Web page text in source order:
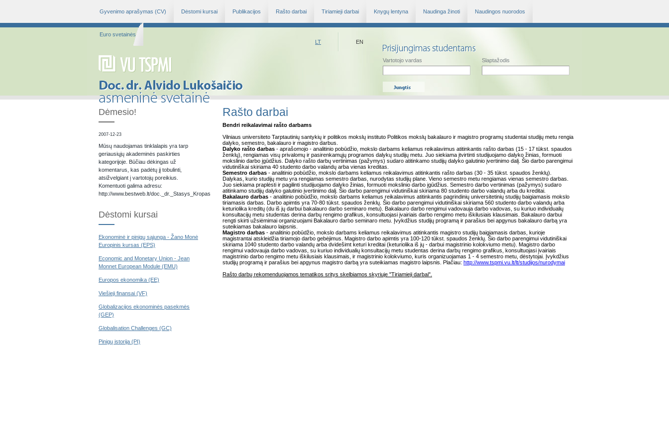
Gyvenimo aprašymas (CV) Dėstomi kursai Publikacijos Rašto darbai Tiriamieji darbai Knygų lentyna Naudinga žinoti Naudingos nuorodos
Euro svetainės
LT
EN
Vartotojo vardas Slaptažodis
Rašto darbai
Bendri reikalavimai rašto darbams
Vilniaus universiteto Tarptautinių santykių ir politikos mokslų instituto Politikos mokslų bakalauro ir magistro programų studentai studijų metu rengia
dalyko, semestro, bakalauro ir magistro darbus.
Dalyko rašto darbas - aprašomojo - analitinio pobūdžio, mokslo darbams keliamus reikalavimus atitinkantis rašto darbas (15 - 17 tūkst. spaudos
ženklų), rengiamas visų privalomų ir pasirenkamųjų programos dalykų studijų metu. Juo siekiama įtvirtinti studijuojamo dalyko žinias, formuoti
mokslinio darbo įgūdžius. Dalyko rašto darbų vertinimas (pažymys) sudaro atitinkamo studijų dalyko galutinio įvertinimo dalį. Šio darbo parengimui
vidutiniškai skiriama 40 studento darbo valandų arba vienas kreditas.
Semestro darbas - analitinio pobūdžio, mokslo darbams keliamus reikalavimus atitinkantis rašto darbas (30 - 35 tūkst. spaudos ženklų).
Dalykas, kurio studijų metu yra rengiamas semestro darbas, nurodytas studijų plane. Vieno semestro metu rengiamas vienas semestro darbas.
Juo siekiama praplėsti ir pagilinti studijuojamo dalyko žinias, formuoti mokslinio darbo įgūdžius. Semestro darbo vertinimas (pažymys) sudaro
atitinkamo studijų dalyko galutinio įvertinimo dalį. Šio darbo parengimui vidutiniškai skiriama 80 studento darbo valandų arba du kreditai.
Bakalauro darbas - analitinio pobūdžio, mokslo darbams keliamus reikalavimus atitinkantis pagrindinių universitetinių studijų baigiamasis mokslo
tiriamasis darbas. Darbo apimtis yra 70-80 tūkst. spaudos ženklų. Šio darbo parengimui vidutiniškai skiriama 560 studento darbo valandų arba
keturiolika kreditų (du iš jų darbui bakalauro darbo seminaro metu). Bakalauro darbo rengimui vadovauja darbo vadovas, su kuriuo individualių
konsultacijų metu studentas derina darbų rengimo grafikus, konsultuojasi įvairiais darbo rengimo metu iškilusiais klausimais. Bakalauro darbui
rengti skirti užsiėmimai organizuojami Bakalauro darbo seminaro metu. Įvykdžius studijų programą ir parašius bei apgynus bakalauro darbą yra
suteikiamas bakalauro laipsnis.
Magistro darbas - analitinio pobūdžio, mokslo darbams keliamus reikalavimus atitinkantis magistro studijų baigiamasis darbas, kurioje
magistrantai atskleidžia tiriamojo darbo gebėjimus. Magistro darbo apimtis yra 100-120 tūkst. spaudos ženklų. Šio darbo parengimui vidutiniškai
skiriama 1040 studento darbo valandų arba dvidešimt keturi kreditai (keturiolika iš jų - darbui magistrinio kolokviumo metu). Magistro darbo
rengimui vadovauja darbo vadovas, su kuriuo individualių konsultacijų metu studentas derina darbų rengimo grafikus, konsultuojasi įvairiais
magistrinio darbo rengimo metu iškilusiais klausimais, ir magistrinio kolokviumo, kuris organizuojamas 1 - 4 semestro metu, dėstytojai. Įvykdžius
studijų programą ir parašius bei apgynus magistro darbą yra suteikiamas magistro laipsnis. Plačiau: http://www.tspmi.vu.lt/lt/studijos/nurodymai
Rašto darbų rekomenduojamos tematikos sritys skelbiamos skyriuje "Tiriamieji darbai".
Dėmesio!
2007-12-23
Mūsų naudojamas tinklalapis yra tarp
geriausiųjų akademinės paskirties
kategorijoje. Būčiau dėkingas už
komentarus, kas padėtų jį tobulinti,
atsižvelgiant į vartotojų poreikius.
Komentuoti galima adresu:
http://www.bestweb.lt/doc._dr._Stasys_Kropas
Dėstomi kursai
Ekonominė ir pinigų sąjunga - Žano Monė
Europinis kursas (EPS)
Economic and Monetary Union - Jean
Monnet European Module (EMU)
Europos ekonomika (EE)
Viešieji finansai (VF)
Globalizacijos ekonominės pasekmės
(GEP)
Globalisation Challenges (GC)
Pinigų istorija (PI)